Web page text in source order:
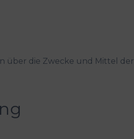
über die Zwecke und Mittel der